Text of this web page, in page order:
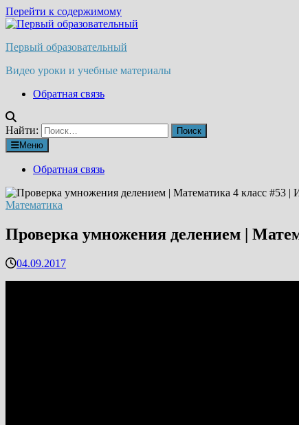
Перейти к содержимому
Первый образовательный
Видео уроки и учебные материалы
Обратная связь
Найти:
Меню
Обратная связь
Математика
Проверка умножения делением |
04.09.2017